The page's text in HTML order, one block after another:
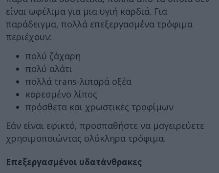
είναι ωφέλιμα για μια υγιή καρδιά. Για
παράδειγμα, πολλά επεξεργασμένα τρόφιμα
περιέχουν:
πολύ ζάχαρη
πολύ αλάτι
πολλά trans-λιπαρά οξέα
κορεσμένο λίπος
πρόσθετα και χρωστικές τροφίμων
Εάν είναι εφικτό, προσπαθήστε να μαγειρεύετε
χρησιμοποιώντας ολόκληρα τρόφιμα.
Επεξεργασμένοι υδατάνθρακες